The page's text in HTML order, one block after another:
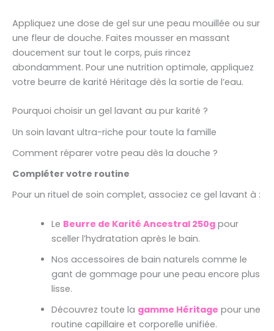
Appliquez une dose de gel sur une peau mouillée ou sur
une fleur de douche. Faites mousser en massant
doucement sur tout le corps, puis rincez
abondamment. Pour une nutrition optimale, appliquez
votre beurre de karité Héritage dès la sortie de l’eau.
Pourquoi choisir un gel lavant au pur karité ?
Un soin lavant ultra-riche pour toute la famille
Comment réparer votre peau dès la douche ?
Compléter votre routine
Pour un rituel de soin complet, associez ce gel lavant à :
Le Beurre de Karité Ancestral 250gpour
sceller l’hydratation après le bain.
Nos accessoires de bain naturels comme le
gant de gommage pour une peau encore plus
lisse.
Découvrez toute la gamme Héritage pour une
routine capillaire et corporelle unifiée.